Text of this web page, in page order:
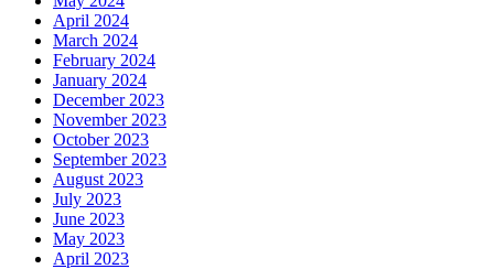
April 2024
March 2024
February 2024
January 2024
December 2023
November 2023
October 2023
September 2023
August 2023
July 2023
June 2023
May 2023
April 2023